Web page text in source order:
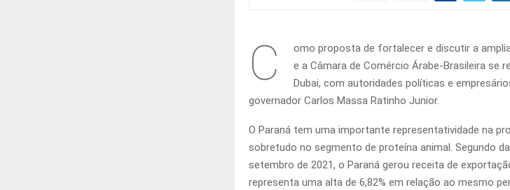
C
omo proposta de fortalecer e discutir a
e a Câmara de Comércio Árabe-Brasileira se
Dubai, com autoridades políticas e
governador Carlos Massa Ratinho Junior.
O Paraná tem uma importante representatividade na
sobretudo no segmento de proteína animal. Segundo
setembro de 2021, o Paraná gerou receita de
representa uma alta de 6,82% em relação ao mesmo